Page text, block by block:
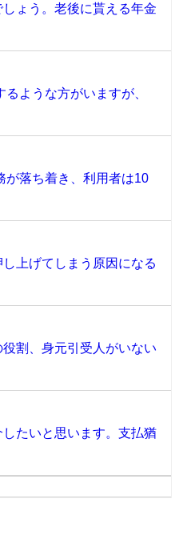
ょう。老後に貰える年金
ような方がいますが、
が落ち着き、利用者は10
上げてしまう原因になる
割、身元引受人がいない
たいと思います。支払猶